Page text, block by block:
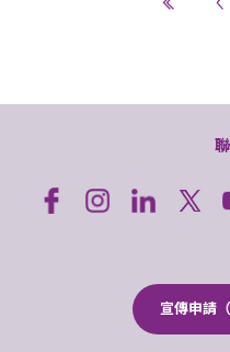
宣傳申請